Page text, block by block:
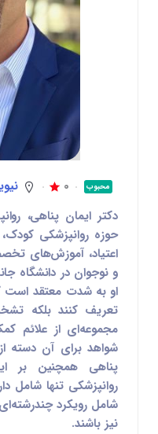
محبوب 0
دکتر ایمان پناهی،
حوزه روانپزشکی
اعتیاد، آموزش‌های
و نوجوان در دانشگاه
او به شدت معتقد است
تعریف کنند بلکه
مجموعه‌ای از علائم
شواهد برای آن دسته
پناهی همچنین بر
روانپزشکی تنها شامل
شامل رویکرد
نیز باشند.